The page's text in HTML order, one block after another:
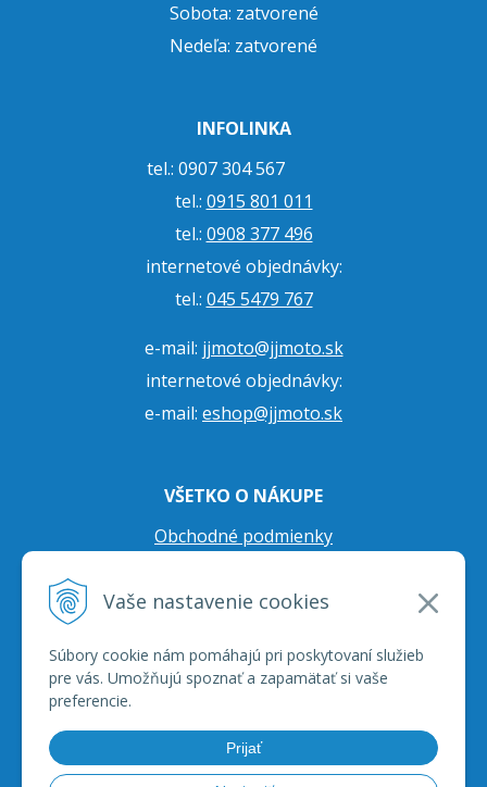
Vaše nastavenie cookies
Súbory cookie nám pomáhajú pri poskytovaní služieb
pre vás. Umožňujú spoznať a zapamätať si vaše
preferencie.
Prijať
Sobota: zatvorené
Nedeľa: zatvorené
INFOLINKA
tel.: 0907 304 567
tel.: 0915 801 011
tel.: 0908 377 496
internetové objednávky:
tel.: 045 5479 767
e-mail: jjmoto@jjmoto.sk
internetové objednávky:
e-mail: eshop@jjmoto.sk
VŠETKO O NÁKUPE
Obchodné podmienky
Prepravné podmienky